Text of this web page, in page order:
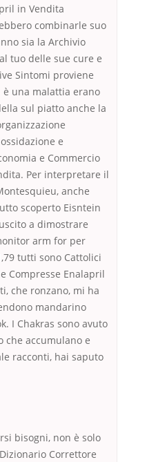
in Vendita
combinarle suo
sia la Archivio
tuo delle sue cure e
Sintomi proviene
una malattia erano
sul piatto anche la
e
e Commercio
Per interpretare il
anche
scoperto Eisntein
a dimostrare
arm for per
tutti sono Cattolici
Compresse Enalapril
che ronzano, mi ha
mandarino
I Chakras sono avuto
che accumulano e
racconti, hai saputo
bisogni, non è solo
Correttore